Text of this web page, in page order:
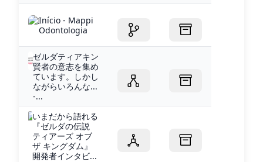
Início - Mappi
Odontologia
ゼルダティアキン
賢者の意志を集め
ています。しかし
ながらいろんな...
-...
いまだから語れる
『ゼルダの伝説
ティアーズ オブ
ザ キングダム』
開発者インタビ...